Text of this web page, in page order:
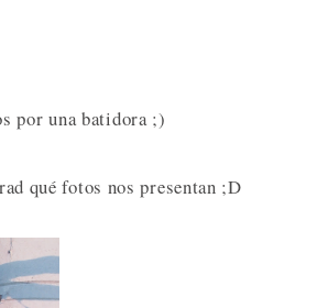
por una batidora ;)
qué fotos nos presentan ;D